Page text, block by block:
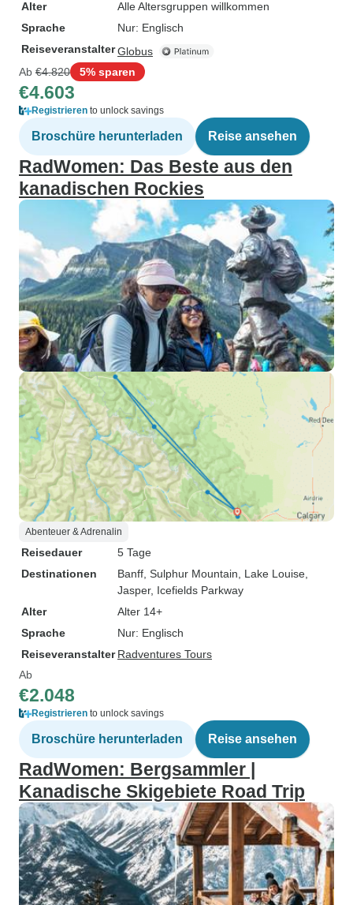
Alter
Alle Altersgruppen willkommen
Sprache
Nur: Englisch
ReiseveranstalterGlobus
Ab €4.820 5% sparen
€4.603
Registrieren to unlock savings
Broschüre herunterladen Reise ansehen
RadWomen: Das Beste aus den
kanadischen Rockies
Abenteuer & Adrenalin
Reisedauer
5 Tage
Destinationen
Banff , Sulphur Mountain , Lake Louise
Jasper, Icefields Parkway
Alter
Alter 14+
Sprache
Nur: Englisch
Reiseveranstalter Radventures Tours
Ab
€2.048
Registrieren to unlock savings
Broschüre herunterladen Reise ansehen
RadWomen: Bergsammler |
Kanadische Skigebiete Road Trip